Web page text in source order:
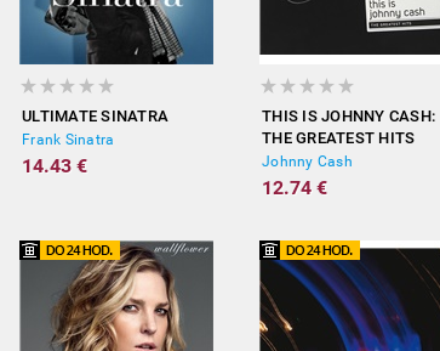
ULTIMATE SINATRA
Frank Sinatra
14.43 €
THIS IS JOHNNY CASH:
THE GREATEST HITS
Johnny Cash
12.74 €